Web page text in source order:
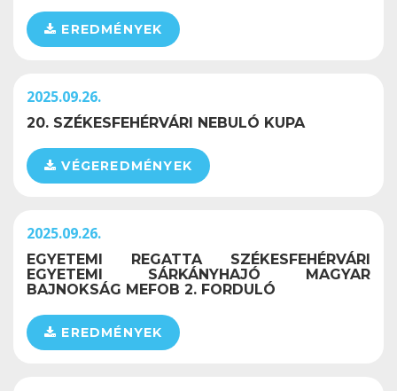
EREDMÉNYEK
2025.09.26.
20. SZÉKESFEHÉRVÁRI NEBULÓ KUPA
VÉGEREDMÉNYEK
2025.09.26.
EGYETEMI REGATTA SZÉKESFEHÉRVÁRI
EGYETEMI SÁRKÁNYHAJÓ MAGYAR
BAJNOKSÁG MEFOB 2. FORDULÓ
EREDMÉNYEK